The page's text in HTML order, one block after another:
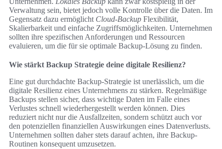
Verwaltung sein, bietet jedoch volle Kontrolle über die Daten. Im
Gegensatz dazu ermöglicht Cloud-Backup Flexibilität,
Skalierbarkeit und einfache Zugriffsmöglichkeiten. Unternehmen
sollten ihre spezifischen Anforderungen und Ressourcen
evaluieren, um die für sie optimale Backup-Lösung zu finden.
Wie stärkt Backup Strategie deine digitale Resilienz?
Eine gut durchdachte Backup-Strategie ist unerlässlich, um die
digitale Resilienz eines Unternehmens zu stärken. Regelmäßige
Backups stellen sicher, dass wichtige Daten im Falle eines
Verlustes schnell wiederhergestellt werden können. Dies
reduziert nicht nur die Ausfallzeiten, sondern schützt auch vor
den potenziellen finanziellen Auswirkungen eines Datenverlusts.
Unternehmen sollten daher stets darauf achten, ihre Backup-
Routinen konsequent umzusetzen.